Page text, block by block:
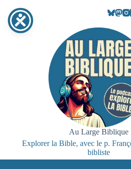
contenu
Au Large Biblique
Explorer la Bible, avec le p.
bibliste